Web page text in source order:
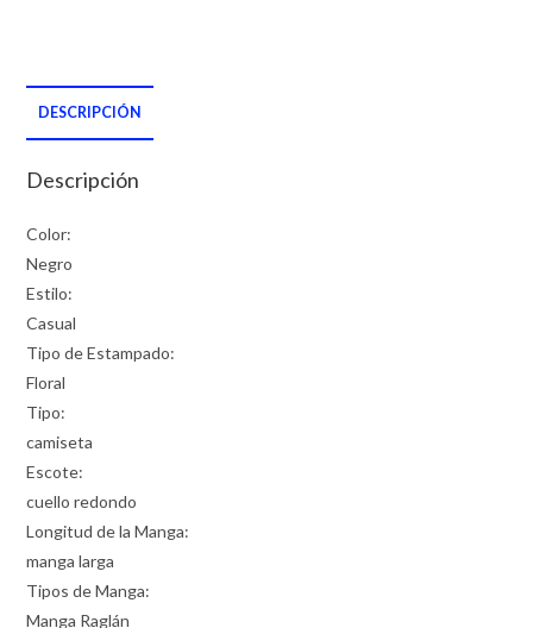
DESCRIPCIÓN
Descripción
Color:
Negro
Estilo:
Casual
Tipo de Estampado:
Floral
Tipo:
camiseta
Escote:
cuello redondo
Longitud de la Manga:
manga larga
Tipos de Manga:
Manga Raglán